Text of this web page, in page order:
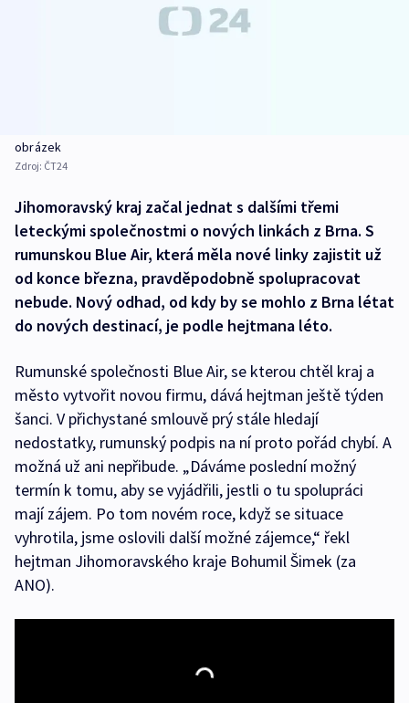
obrázek
Zdroj: ČT24
Jihomoravský kraj začal jednat s dalšími třemi
leteckými společnostmi o nových linkách z Brna. S
rumunskou Blue Air, která měla nové linky zajistit už
od konce března, pravděpodobně spolupracovat
nebude. Nový odhad, od kdy by se mohlo z Brna létat
do nových destinací, je podle hejtmana léto.
Rumunské společnosti Blue Air, se kterou chtěl kraj a
město vytvořit novou firmu, dává hejtman ještě týden
šanci. V přichystané smlouvě prý stále hledají
nedostatky, rumunský podpis na ní proto pořád chybí. A
možná už ani nepřibude. „Dáváme poslední možný
termín k tomu, aby se vyjádřili, jestli o tu spolupráci
mají zájem. Po tom novém roce, když se situace
vyhrotila, jsme oslovili další možné zájemce,“ řekl
hejtman Jihomoravského kraje Bohumil Šimek (za
ANO).